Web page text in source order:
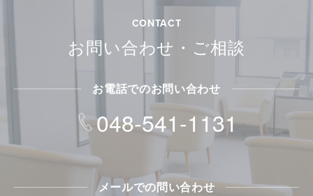
CONTACT
お問い合わせ・ご相談
お電話でのお問い合わせ
048-541-1131
メールでの問い合わせ